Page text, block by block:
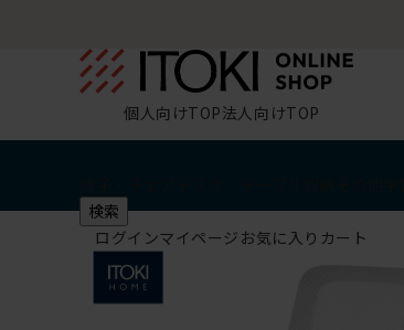
個人向けTOP法人向けTOP
検索
ログインマイページ お気に入り カート